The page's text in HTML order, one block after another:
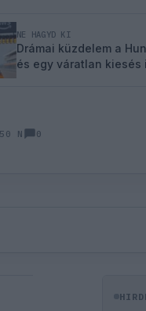
NE HAGYD KI
Drámai küzdelem a
és egy váratlan
N 0